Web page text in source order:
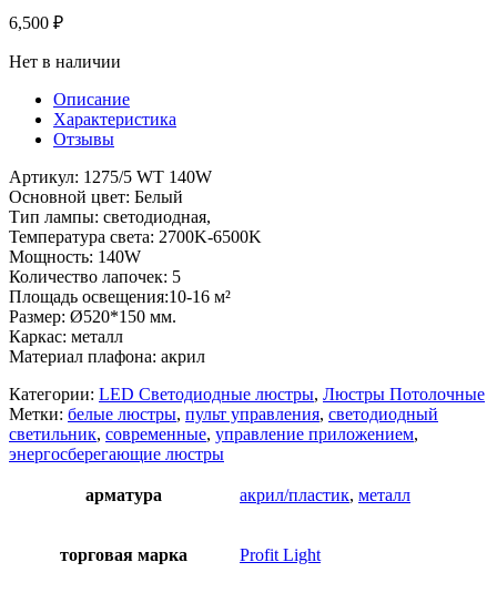
6,500 ₽
Нет в наличии
Описание
Характеристика
Отзывы
Артикул: 1275/5 WT 140W
Основной цвет: Белый
Тип лампы: светодиодная,
Температура света: 2700K-6500K
Мощность: 140W
Количество лапочек: 5
Площадь освещения:10-16 м²
Размер: Ø520*150 мм.
Каркас: металл
Материал плафона: акрил
Категории: LED Светодиодные люстры, Люстры Потолочные
Метки: белые люстры, пульт управления, светодиодный
светильник, современные, управление приложением,
энергосберегающие люстры
арматура акрил/пластик, металл
торговая марка Profit Light